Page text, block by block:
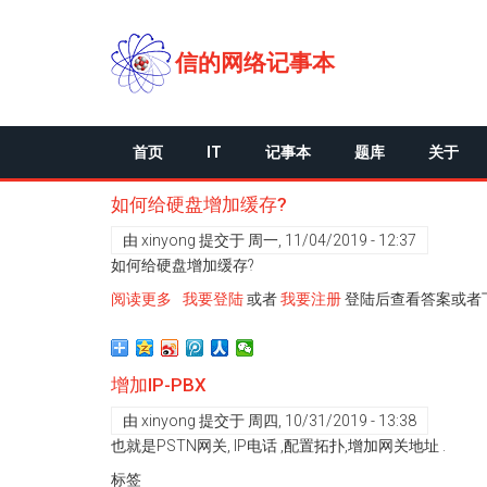
内
信的网络记事本
首页 IT 记事本 题库 关于
如何给硬盘增加缓存?
由 xinyong 提交于 周一, 11/04/2019 - 12:37
如何给硬盘增加缓存?
阅读更多 关
如
给
盘
我要登陆或者我要注册登陆后查看答案或
增加IP-PBX
由 xinyong 提交于 周四, 10/31/2019 - 13:38
也就是PSTN网关, IP电话 ,配置拓扑,增加网关地址 .
标签